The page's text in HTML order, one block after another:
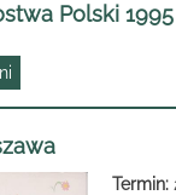
Polski 1995
Termin: